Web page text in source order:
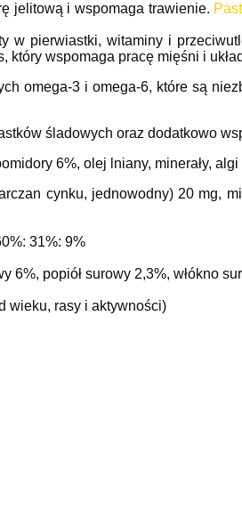
jelitową i wspomaga trawienie.
w pierwiastki, witaminy i
który wspomaga pracę mięśni i
omega-3 i omega-6, które są
śladowych oraz dodatkowo
6%, olej lniany, minerały, algi
cynku, jednowodny) 20 mg,
31%: 9%
6%, popiół surowy 2,3%, włókno
wieku, rasy i aktywności)